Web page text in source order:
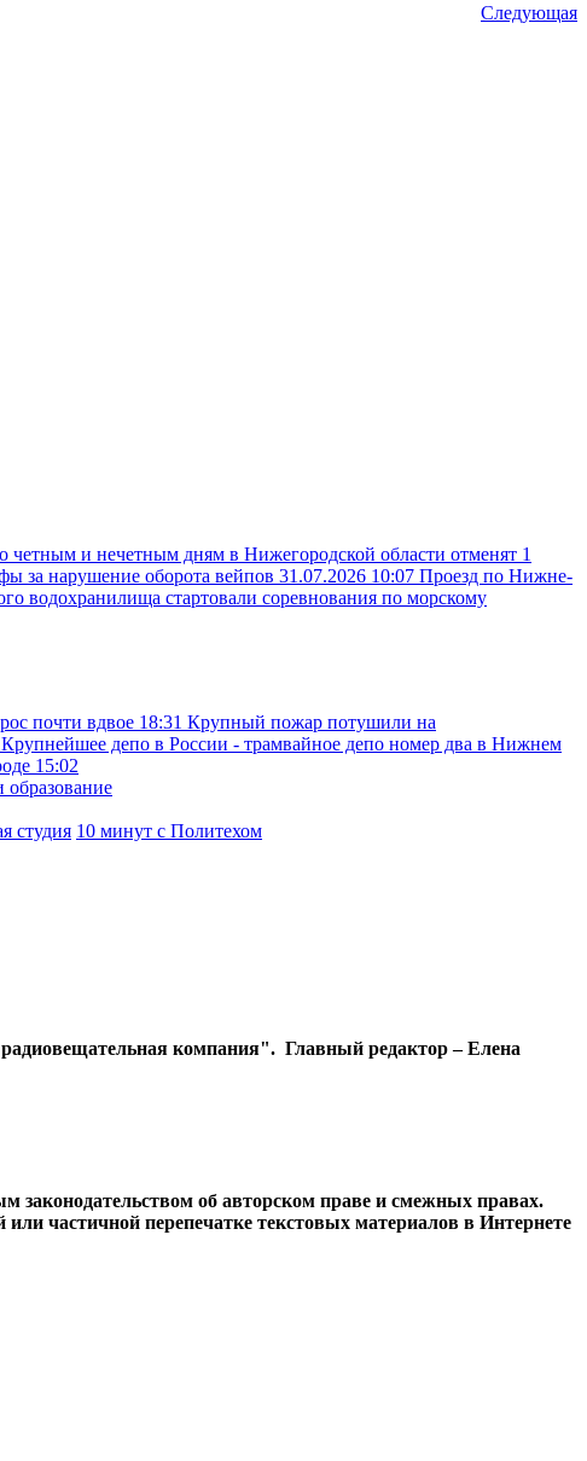
Следующая
четным и нечетным дням в Нижегородской области отменят 1
за нарушение оборота вейпов 31.07.2026 10:07 Проезд по Нижне-
водохранилища стартовали соревнования по морскому
почти вдвое 18:31 Крупный пожар потушили на
Крупнейшее депо в России - трамвайное депо номер два в Нижнем
15:02
образование
студия 10 минут с Политехом
радиовещательная компания". Главный редактор – Елена
об авторском праве и смежных правах.
частичной перепечатке текстовых материалов в Интернете